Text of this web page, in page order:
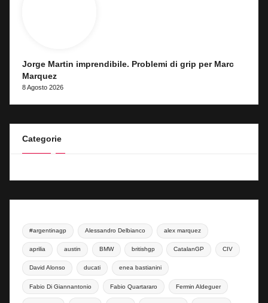
Jorge Martin imprendibile. Problemi di grip per Marc
Marquez
8 Agosto 2026
Categorie
#argentinagp Alessandro Delbianco alex marquez
aprilia austin BMW britishgp CatalanGP CIV
David Alonso ducati enea bastianini
Fabio Di Giannantonio Fabio Quartararo Fermin Aldeguer